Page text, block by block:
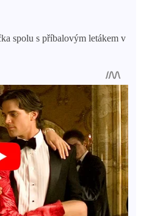
spolu s příbalovým letákem v